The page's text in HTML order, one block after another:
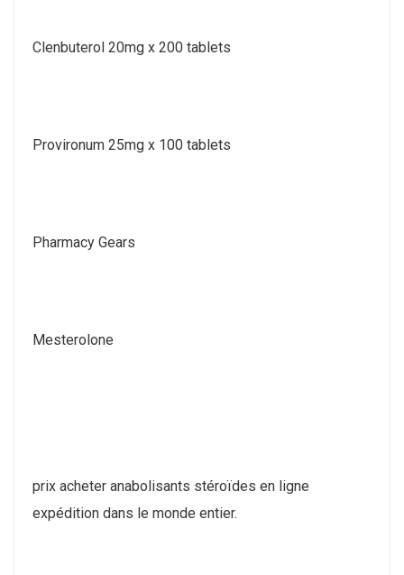
Clenbuterol 20mg x 200 tablets
Provironum 25mg x 100 tablets
Pharmacy Gears
Mesterolone
prix acheter anabolisants stéroïdes en ligne
expédition dans le monde entier.